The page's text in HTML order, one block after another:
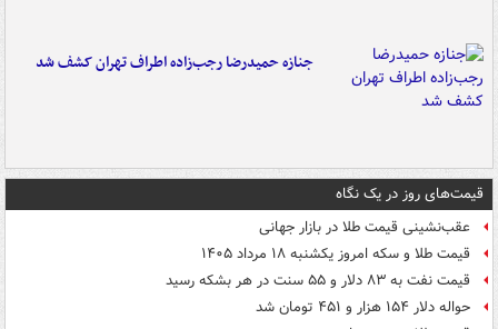
جنازه حمیدرضا رجب‌زاده اطراف تهران کشف شد
قیمت‌های روز در یک نگاه
عقب‌نشینی قیمت طلا در بازار جهانی
قیمت طلا و سکه امروز یکشنبه ۱۸ مرداد ۱۴۰۵
قیمت نفت به ۸۳ دلار و ۵۵ سنت در هر بشکه رسید
حواله دلار ۱۵۴ هزار و ۴۵۱ تومان شد